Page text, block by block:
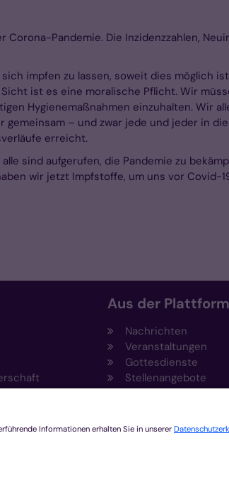
Pandemie. Die Inzidenzzahlen,
impfen zu lassen, soweit dies möglich
ist es eine moralische Pflicht. Wir
Hygienemaßnahmen einzuhalten. Wir
– und zwar jede und jeder in
erreicht.
sind aufgerufen, die Pandemie zu
wir jetzt Impfstoffe, um uns vor Covid-
Aus der Plattform
Nachrichten
Veranstaltungen
Gottesdienste
Stellenangebote
Kirchenzeitung
Rechtsdatenbank